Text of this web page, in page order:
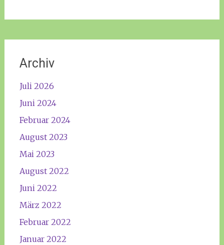
Archiv
Juli 2026
Juni 2024
Februar 2024
August 2023
Mai 2023
August 2022
Juni 2022
März 2022
Februar 2022
Januar 2022